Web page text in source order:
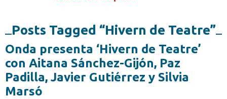
Posts Tagged “Hivern de Teatre”
Onda presenta ‘Hivern de Teatre’
con Aitana Sánchez-Gijón, Paz
Padilla, Javier Gutiérrez y Silvia
Marsó